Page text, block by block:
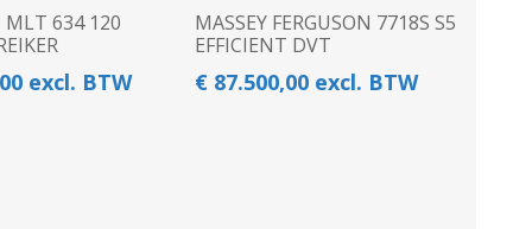
634 120
excl. BTW
MASSEY FERGUSON 7718S S5
EFFICIENT DVT
€ 87.500,00 excl. BTW